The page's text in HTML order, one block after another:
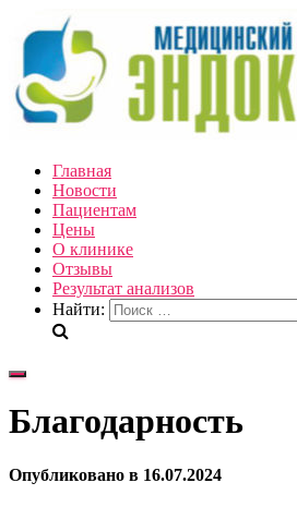
Главная
Новости
Пациентам
Цены
О клинике
Отзывы
Результат анализов
Найти:
Переключить
Благодарность
Опубликовано в 16.07.2024